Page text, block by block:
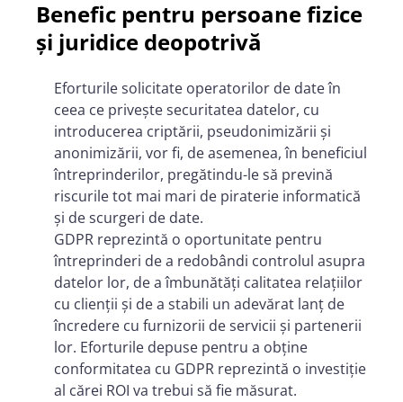
Benefic pentru persoane fizice
și juridice deopotrivă
Eforturile solicitate operatorilor de date în
ceea ce privește securitatea datelor, cu
introducerea criptării, pseudonimizării și
anonimizării, vor fi, de asemenea, în beneficiul
întreprinderilor, pregătindu-le să prevină
riscurile tot mai mari de piraterie informatică
și de scurgeri de date.
GDPR reprezintă o oportunitate pentru
întreprinderi de a redobândi controlul asupra
datelor lor, de a îmbunătăți calitatea relațiilor
cu clienții și de a stabili un adevărat lanț de
încredere cu furnizorii de servicii și partenerii
lor. Eforturile depuse pentru a obține
conformitatea cu GDPR reprezintă o investiție
al cărei ROI va trebui să fie măsurat.